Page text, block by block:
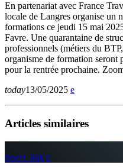
En partenariat avec France
locale de Langres organise un
formations ce jeudi 15 mai
Favre. Une quarantaine de
professionnels (métiers du
organisme de formation seront
pour la rentrée prochaine.
today13/05/2025
Articles similaires
insert_link